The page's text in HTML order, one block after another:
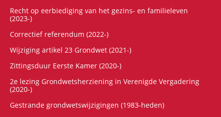
Recht op eerbiediging van het gezins- en familieleven
(2023-)
Correctief referendum (2022-)
Wijziging artikel 23 Grondwet (2021-)
Zittingsduur Eerste Kamer (2020-)
2e lezing Grondwetsherziening in Verenigde Vergadering
(2020-)
Gestrande grondwetswijzigingen (1983-heden)